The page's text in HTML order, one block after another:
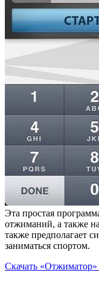
Эта простая
отжиманий, а также
также предполагает
заниматься спортом.
Скачать